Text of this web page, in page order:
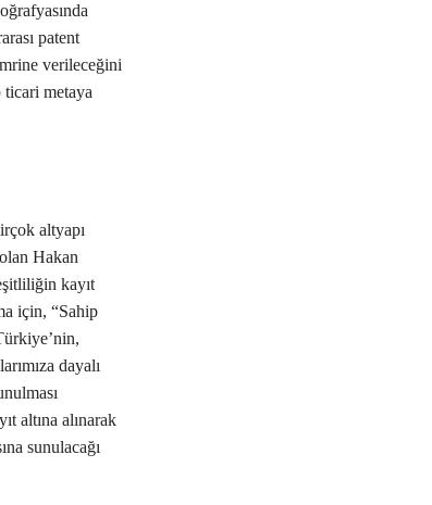
patent
verileceğini
ticari metaya
altyapı
Hakan
kayıt
için, “Sahip
dayalı
altına alınarak
sunulacağı